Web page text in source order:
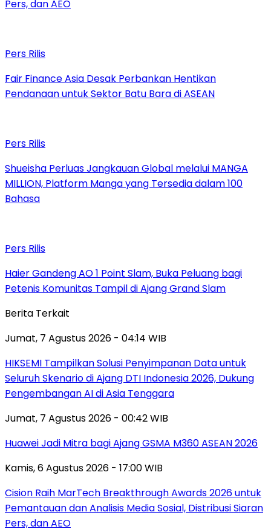
Pers, dan AEO
Pers Rilis
Fair Finance Asia Desak Perbankan Hentikan
Pendanaan untuk Sektor Batu Bara di ASEAN
Pers Rilis
Shueisha Perluas Jangkauan Global melalui MANGA
MILLION, Platform Manga yang Tersedia dalam 100
Bahasa
Pers Rilis
Haier Gandeng AO 1 Point Slam, Buka Peluang bagi
Petenis Komunitas Tampil di Ajang Grand Slam
Berita Terkait
Jumat, 7 Agustus 2026 - 04:14 WIB
HIKSEMI Tampilkan Solusi Penyimpanan Data untuk
Seluruh Skenario di Ajang DTI Indonesia 2026, Dukung
Pengembangan AI di Asia Tenggara
Jumat, 7 Agustus 2026 - 00:42 WIB
Huawei Jadi Mitra bagi Ajang GSMA M360 ASEAN 2026
Kamis, 6 Agustus 2026 - 17:00 WIB
Cision Raih MarTech Breakthrough Awards 2026 untuk
Pemantauan dan Analisis Media Sosial, Distribusi Siaran
Pers, dan AEO